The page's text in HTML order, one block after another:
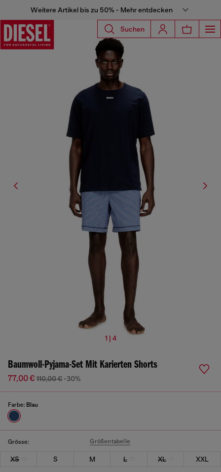
Weitere Artikel bis zu 50% - Mehr entdecken
Suchen
1 | 4
Baumwoll-Pyjama-Set Mit Karierten Shorts
77,00 € 110,00 € -30%
Farbe: Blau
Grösse: Größentabelle
XS S M L XL XXL